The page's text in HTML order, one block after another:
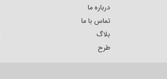
درباره ما
تماس با ما
بلاگ
طرح